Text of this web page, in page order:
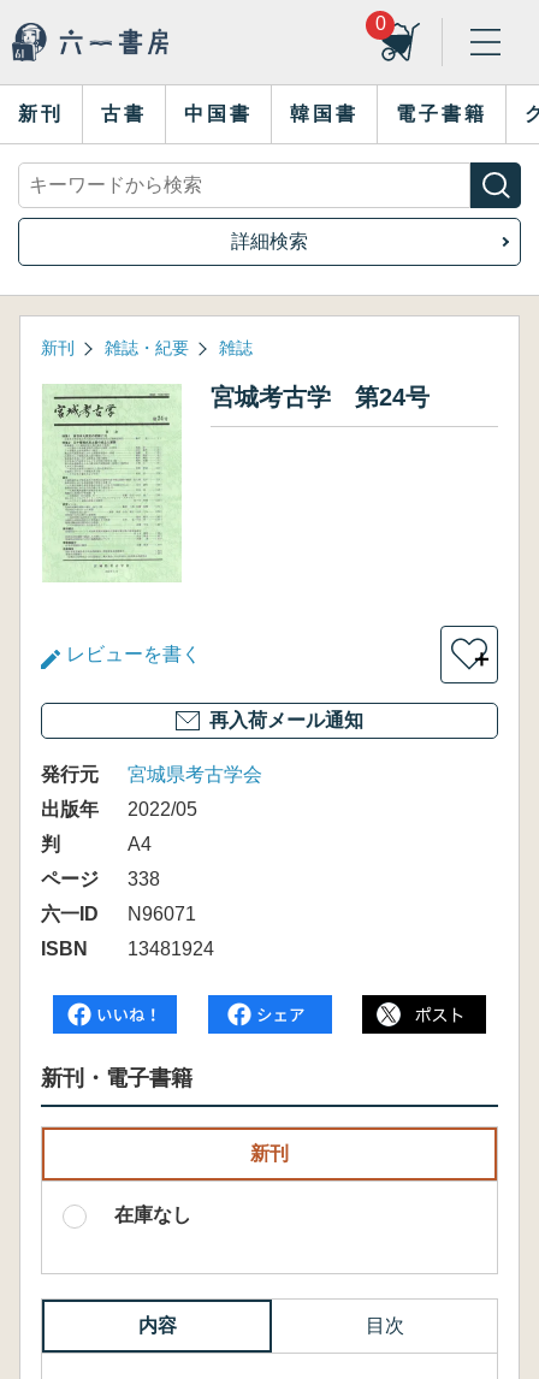
0
新刊 古書 中国書 韓国書 電子書籍
詳細検索
新刊 雑誌・紀要 雑誌
宮城考古学 第24号
レビューを書く ＋
再入荷メール通知
発行元
宮城県考古学会
出版年
2022/05
判
A4
ページ
338
六一ID
N96071
ISBN
13481924
新刊・電子書籍
新刊
在庫なし
内容 目次